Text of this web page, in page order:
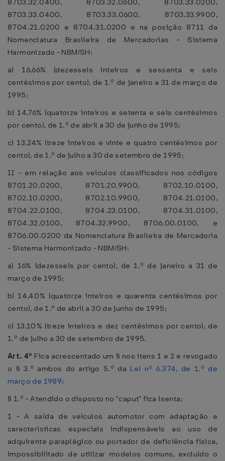
8703.32.0400, 8703.32.0600, 8703.33.0200,
8703.33.0400, 8703.33.0600, 8703.33.9900,
8704.21.0200 e 8704.31.0200 e na posição 8711 da
Nomenclatura Brasileira de Mercadorias - Sistema
Harmonizado - NBM/SH:
a) 16,66% (dezesseis inteiros e sessenta e seis
centésimos por cento), de 1.º de janeiro a 31 de março de
1995;
b) 14,76% (quatorze inteiros e setenta e seis centésimos
por cento), de 1.º de abril a 30 de junho de 1995;
c) 13,24% (treze inteiros e vinte e quatro centésimos por
cento), de 1.º de julho a 30 de setembro de 1995;
II - em relação aos veículos classificados nos códigos
8701.20.0200, 8701.20.9900, 8702.10.0100,
8702.10.0200, 8702.10.9900, 8704.21.0100,
8704.22.0100, 8704.23.0100, 8704.31.0100,
8704.32.0100, 8704.32.9900, 8706.00.0100, e
8706.00.0200 da Nomenclatura Brasileira de Mercadoria
- Sistema Harmonizado - NBM/SH:
a) 16% (dezesseis por cento), de 1.º de janeiro a 31 de
março de 1995;
b) 14,40% (quatorze inteiros e quarenta centésimos por
cento), de 1.º de abril a 30 de junho de 1995;
c) 13,10% (treze inteiros e dez centésimos por cento), de
1.º de julho a 30 de setembro de 1995.
Art. 4º Fica acrescentado um § nos itens 1 e 2 e revogado
o § 3.º ambos do artigo 5.º da Lei nº 6.374, de 1.º de
março de 1989:
§ 1.º - Atendido o disposto no "caput" fica isenta:
1 - A saída de veículos automotor com adaptação e
características especiais indispensáveis ao uso de
adquirente paraplégico ou portador de deficiência física,
impossibilitado de utilizar modelos comuns, excluído o